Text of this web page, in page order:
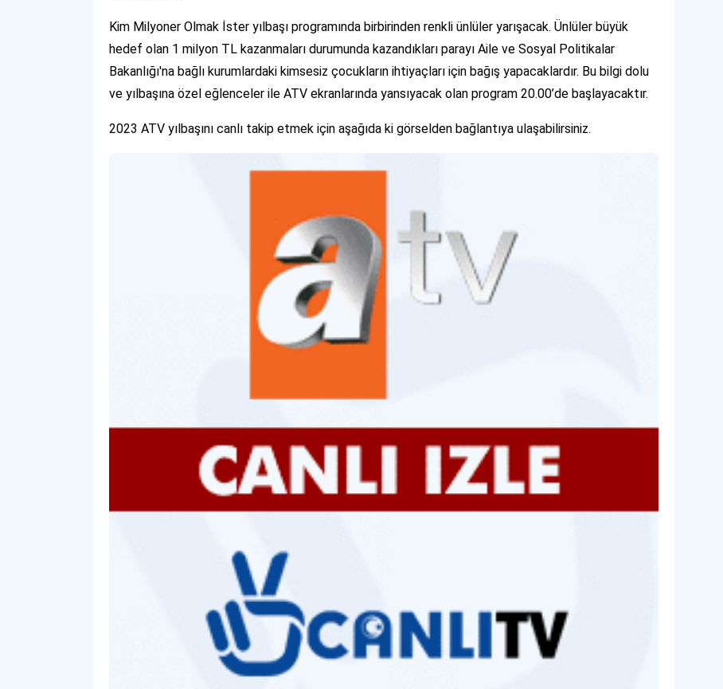
Kim Milyoner Olmak İster yılbaşı programında birbirinden renkli ünlüler yarışacak. Ünlüler büyük
hedef olan 1 milyon TL kazanmaları durumunda kazandıkları parayı Aile ve Sosyal Politikalar
Bakanlığı'na bağlı kurumlardaki kimsesiz çocukların ihtiyaçları için bağış yapacaklardır. Bu bilgi dolu
ve yılbaşına özel eğlenceler ile ATV ekranlarında yansıyacak olan program 20.00’de başlayacaktır.
2023 ATV yılbaşını canlı takip etmek için aşağıda ki görselden bağlantıya ulaşabilirsiniz.